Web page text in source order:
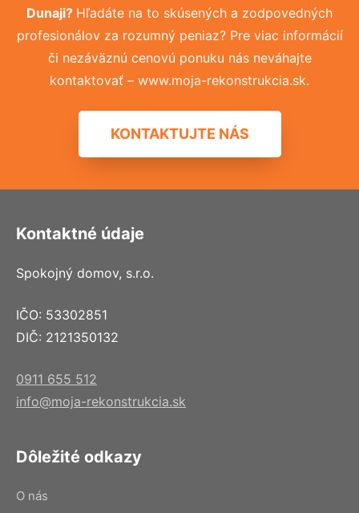
Dunaji? Hľadáte na to skúsených a zodpovedných
profesionálov za rozumný peniaz? Pre viac informácií
či nezáväznú cenovú ponuku nás neváhajte
kontaktovať – www.moja-rekonstrukcia.sk.
KONTAKTUJTE NÁS
Kontaktné údaje
Spokojný domov, s.r.o.
IČO: 53302851
DIČ: 2121350132
0911 655 512
info@moja-rekonstrukcia.sk
Dôležité odkazy
O nás